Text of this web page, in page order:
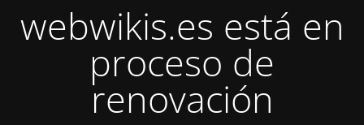
webwikis.es está en
proceso de
renovación